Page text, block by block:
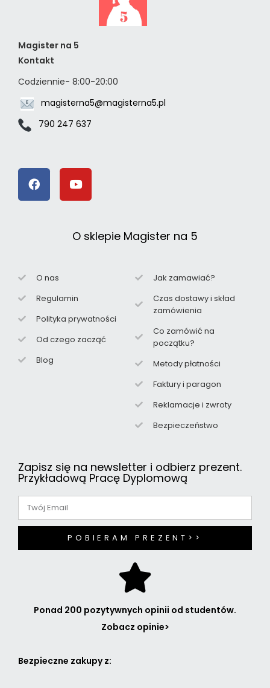
Magister na 5
Kontakt
Codziennie- 8:00-20:00
magisterna5@magisterna5.pl
790 247 637
O sklepie Magister na 5
O nas
Regulamin
Polityka prywatności
Od czego zacząć
Blog
Jak zamawiać?
Czas dostawy i skład
zamówienia
Co zamówić na
początku?
Metody płatności
Faktury i paragon
Reklamacje i zwroty
Bezpieczeństwo
Zapisz się na newsletter i odbierz prezent.
Przykładową Pracę Dyplomową
POBIERAM PREZENT>>
Ponad 200 pozytywnych opinii od studentów.
Zobacz opinie>
Bezpieczne zakupy z: